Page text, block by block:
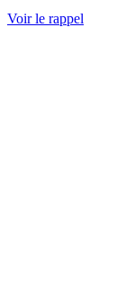
Voir le rappel